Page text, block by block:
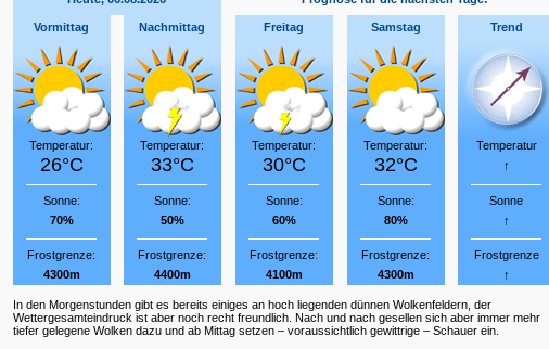
Vormittag
Temperatur:
26°C
Sonne:
70%
Frostgrenze:
4300m
Nachmittag
Temperatur:
33°C
Sonne:
50%
Frostgrenze:
4400m
Freitag
Temperatur:
30°C
Sonne:
60%
Frostgrenze:
4100m
Samstag
Temperatur:
32°C
Sonne:
80%
Frostgrenze:
4300m
Trend
Temperatur
↑
Sonne
↑
Frostgrenze
↑
In den Morgenstunden gibt es bereits einiges an hoch liegenden dünnen Wolkenfeldern, der
Wettergesamteindruck ist aber noch recht freundlich. Nach und nach gesellen sich aber immer mehr
tiefer gelegene Wolken dazu und ab Mittag setzen – voraussichtlich gewittrige – Schauer ein.